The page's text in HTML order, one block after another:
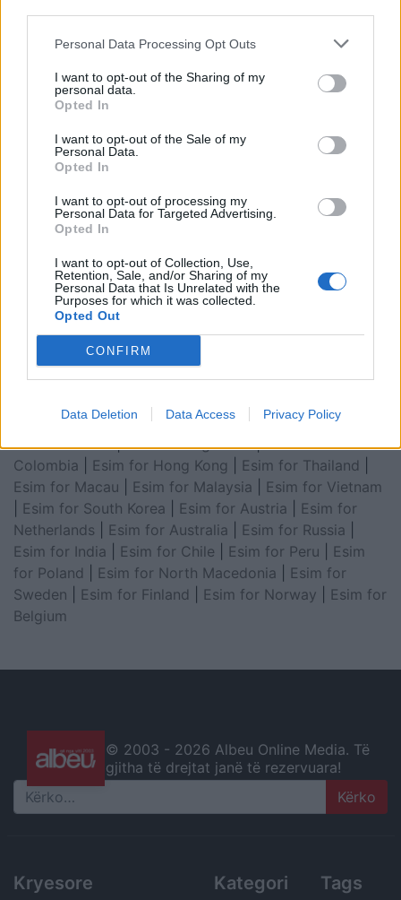
Personal Data Processing Opt Outs
I want to opt-out of the Sharing of my
personal data.
Opted In
I want to opt-out of the Sale of my
Personal Data.
Opted In
I want to opt-out of processing my
Personal Data for Targeted Advertising.
Opted In
I want to opt-out of Collection, Use,
Retention, Sale, and/or Sharing of my
Personal Data that Is Unrelated with the
Purposes for which it was collected.
Opted Out
CONFIRM
Data Deletion Data Access Privacy Policy
Esim for Global
for Turkey|Esim for Germany|Esim for Greece |
for Asia|Esim for World Cup 2026
Emirates|Esim for Balkans|Esim for Morocco|
for China|Esim for United Kingdom |Esim for Africa
Esim for Latin America
Cooperation Council|Esim for Middle East|Esim for
South America| Esim for Canada
Esim for Japan|Esim for Albania|Esim for Kosovo|
South Africa|Esim for Algeria|Esim for Portugal
Esim for Brazil|Esim for Argentina|Esim for
Colombia
Esim for Hong Kong Esim for Thailand
Esim for Macau
Esim for Malaysia
Esim for Vietnam
Esim for South Korea Esim for Austria
Esim for
Netherlands
Esim for Australia Esim for Russia
Esim for India
Esim for Chile Esim for Peru
Esim
for Poland
Esim for North Macedonia
Esim for
Sweden
Esim for Finland Esim for Norway
Esim for
Belgium
© 2003 - 2026 Albeu Online Media. Të
gjitha të drejtat janë të rezervuara!
Search
Kryesore Kategori Tags